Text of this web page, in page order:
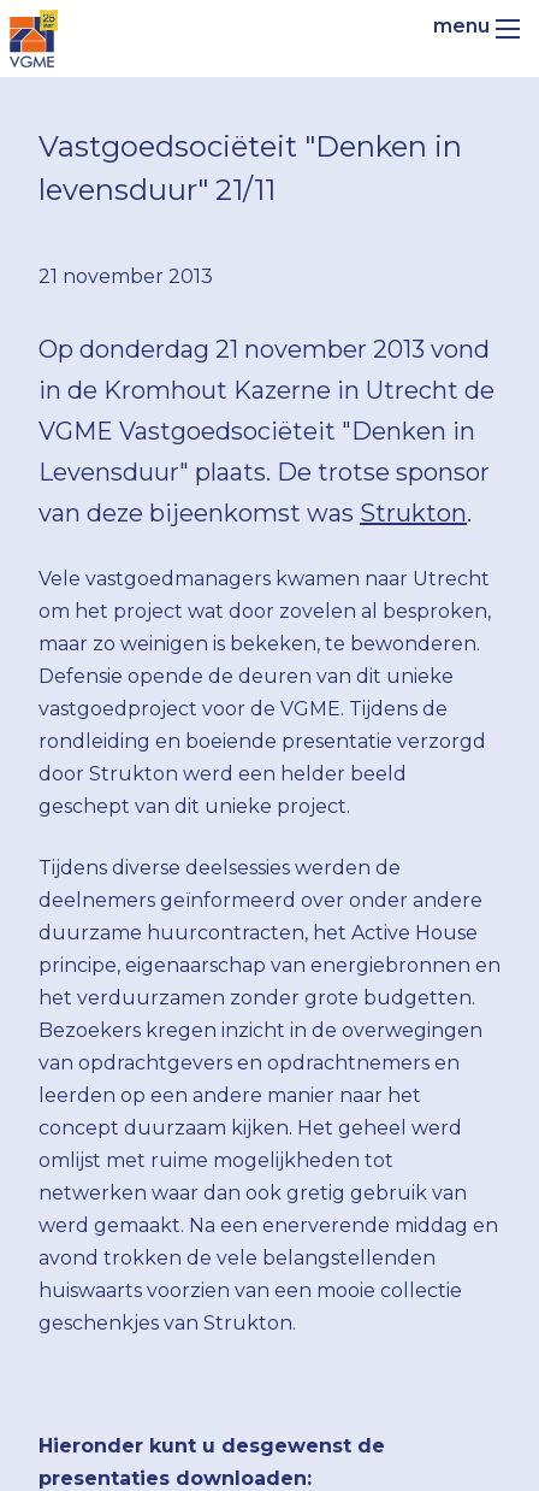
Vastgoedsociëteit "Denken in
levensduur" 21/11
21 november 2013
Op donderdag 21 november 2013 vond
in de Kromhout Kazerne in Utrecht de
VGME Vastgoedsociëteit "Denken in
Levensduur" plaats. De trotse sponsor
van deze bijeenkomst was Strukton.
Vele vastgoedmanagers kwamen naar Utrecht
om het project wat door zovelen al besproken,
maar zo weinigen is bekeken, te bewonderen.
Defensie opende de deuren van dit unieke
vastgoedproject voor de VGME. Tijdens de
rondleiding en boeiende presentatie verzorgd
door Strukton werd een helder beeld
geschept van dit unieke project.
Tijdens diverse deelsessies werden de
deelnemers geïnformeerd over onder andere
duurzame huurcontracten, het Active House
principe, eigenaarschap van energiebronnen en
het verduurzamen zonder grote budgetten.
Bezoekers kregen inzicht in de overwegingen
van opdrachtgevers en opdrachtnemers en
leerden op een andere manier naar het
concept duurzaam kijken. Het geheel werd
omlijst met ruime mogelijkheden tot
netwerken waar dan ook gretig gebruik van
werd gemaakt. Na een enerverende middag en
avond trokken de vele belangstellenden
huiswaarts voorzien van een mooie collectie
geschenkjes van Strukton.
Hieronder kunt u desgewenst de
presentaties downloaden: